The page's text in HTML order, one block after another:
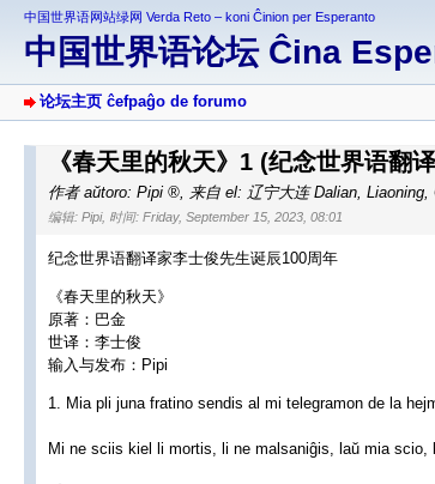
中国世界语网站绿网 Verda Reto – koni Ĉinion per Esperanto
中国世界语论坛 Ĉina
论坛主页 ĉefpaĝo de forumo
《春天里的秋天》1 (纪念世界语翻
作者 aŭtoro: Pipi , 来自 el: 辽宁大连 Dalian, Liaoning,
编辑: Pipi, 时间: Friday, September 15, 2023, 08:01
纪念世界语翻译家李士俊先生诞辰100周年
《春天里的秋天》
原著：巴金
世译：李士俊
输入与发布：Pipi
1. Mia pli juna fratino sendis al mi telegramon de la
Mi ne sciis kiel li mortis, li ne malsaniĝis, laŭ mia scio,